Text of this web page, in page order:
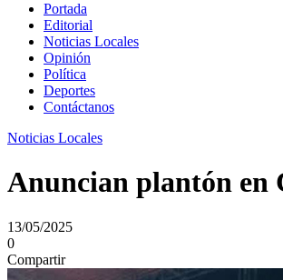
Portada
Editorial
Noticias Locales
Opinión
Política
Deportes
Contáctanos
Noticias Locales
Anuncian plantón en
13/05/2025
0
Compartir